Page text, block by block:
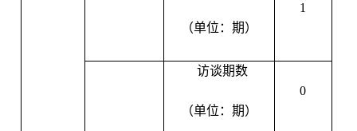
1
（单位：期）
访谈期数
0
（单位：期）